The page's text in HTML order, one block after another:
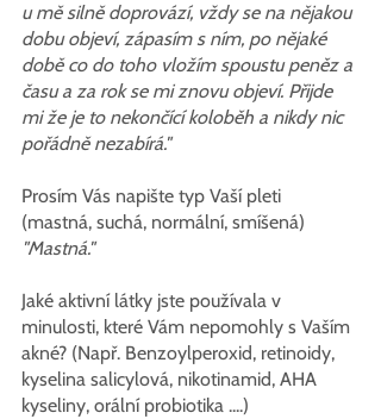
u mě silně doprovází, vždy se na nějakou
dobu objeví, zápasím s ním, po nějaké
době co do toho vložím spoustu peněz a
času a za rok se mi znovu objeví. Přijde
mi že je to nekončící koloběh a nikdy nic
pořádně nezabírá."
Prosím Vás napište typ Vaší pleti
(mastná, suchá, normální, smíšená)
"Mastná."
Jaké aktivní látky jste používala v
minulosti, které Vám nepomohly s Vaším
akné? (Např. Benzoylperoxid, retinoidy,
kyselina salicylová, nikotinamid, AHA
kyseliny, orální probiotika ....)